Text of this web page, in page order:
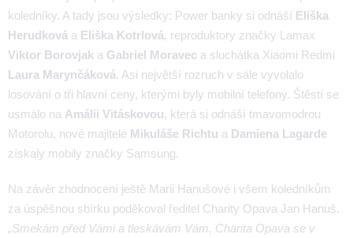
koledníky. A tady jsou výsledky: Power banky si odnáší Eliška
Herudková a Eliška Kotrlová, reproduktory značky Lamax
Viktor Borovjak a Gabriel Moravec a sluchátka Xiaomi Redmi
Laura Marynčáková. Asi největší rozruch v sále vyvolalo
losování o tři hlavní ceny, kterými byly mobilní telefony. Štěstí se
usmálo na Amálii Vitáskovou, která si odnáší tmavomodrou
Motorolu, nové majitele Mikuláše Richtu a Damiena Lagarde
získaly mobily značky Samsung.
Na závěr zhodnocení ještě Marii Hanušové i všem koledníkům
za úspěšnou sbírku poděkoval ředitel Charity Opava Jan Hanuš.
„Smekám před Vámi a tleskávám Vám, Charita Opava se v